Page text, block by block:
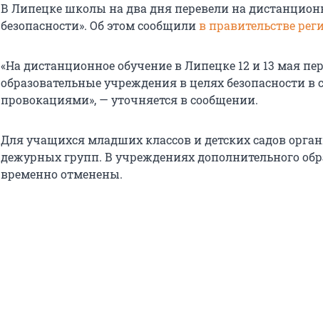
В Липецке школы на два дня перевели на
безопасности». Об этом сообщилив правительстве
«На дистанционное обучение в Липецке 12 и 13 мая
образовательные учреждения в целях безопасности
провокациями», — уточняется в сообщении.
Для учащихся младших классов и детских садов
дежурных групп. В учреждениях дополнительного
временно отменены.